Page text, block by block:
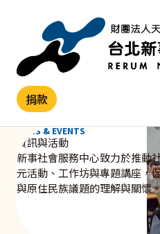
捐款
NEWS & EVENTS
資訊與活動
新事社會服務中心致力於推動
元活動、工作坊與專題講座，
與原住民族議題的理解與關懷